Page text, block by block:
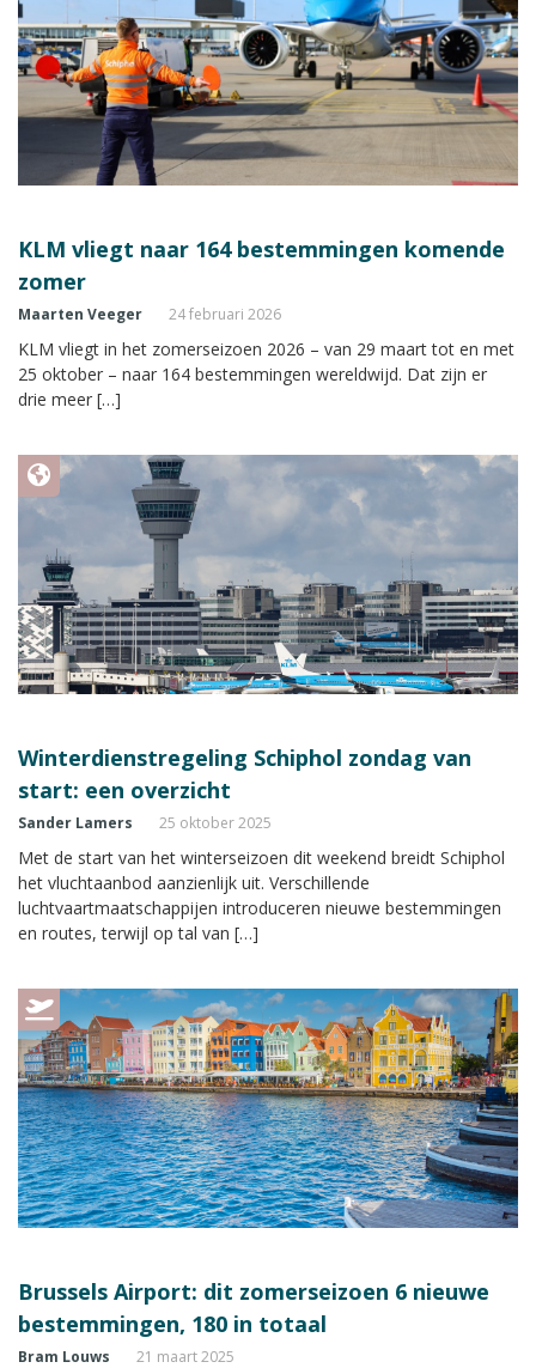
KLM vliegt naar 164 bestemmingen komende
zomer
Maarten Veeger 24 februari 2026
KLM vliegt in het zomerseizoen 2026 – van 29 maart tot en met
25 oktober – naar 164 bestemmingen wereldwijd. Dat zijn er
drie meer […]
Winterdienstregeling Schiphol zondag van
start: een overzicht
Sander Lamers 25 oktober 2025
Met de start van het winterseizoen dit weekend breidt Schiphol
het vluchtaanbod aanzienlijk uit. Verschillende
luchtvaartmaatschappijen introduceren nieuwe bestemmingen
en routes, terwijl op tal van […]
Brussels Airport: dit zomerseizoen 6 nieuwe
bestemmingen, 180 in totaal
Bram Louws 21 maart 2025